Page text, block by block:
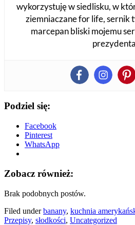
wykorzystuję w siedlisku, w
ziemniaczane for life, sernik
marcepan bliski mojemu
Podziel się:
Facebook
Pinterest
WhatsApp
Zobacz również:
Brak podobnych postów.
Filed underbanany, kuchnia
Przepisy, słodkości, Uncategorized